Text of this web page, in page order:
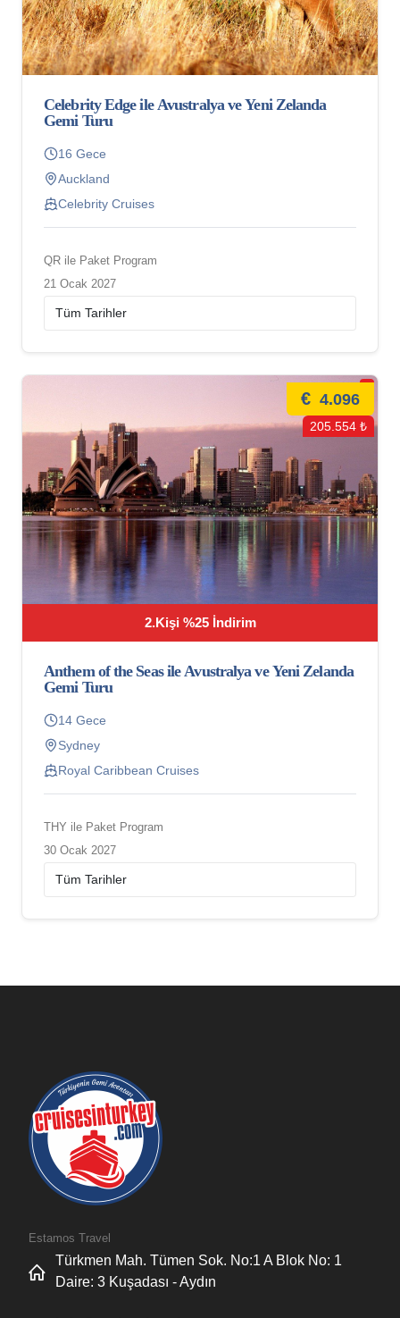
Celebrity Edge ile Avustralya ve Yeni Zelanda
Gemi Turu
16 Gece
Auckland
Celebrity Cruises
QR ile Paket Program
21 Ocak 2027
2.Kişi %25 İndirim
€ 4.096
205.554 ₺
Anthem of the Seas ile Avustralya ve Yeni Zelanda
Gemi Turu
14 Gece
Sydney
Royal Caribbean Cruises
THY ile Paket Program
30 Ocak 2027
Estamos Travel
Türkmen Mah. Tümen Sok. No:1 A Blok No: 1
Daire: 3 Kuşadası - Aydın